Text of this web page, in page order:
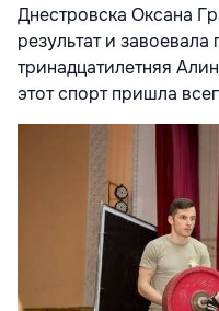
Днестровска Оксана
результат и завоевала
тринадцатилетняя
этот спорт пришла